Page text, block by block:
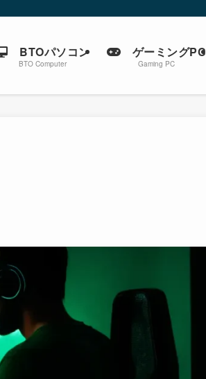
BTOパソコン
BTO Computer
ゲーミングPC
Gaming PC